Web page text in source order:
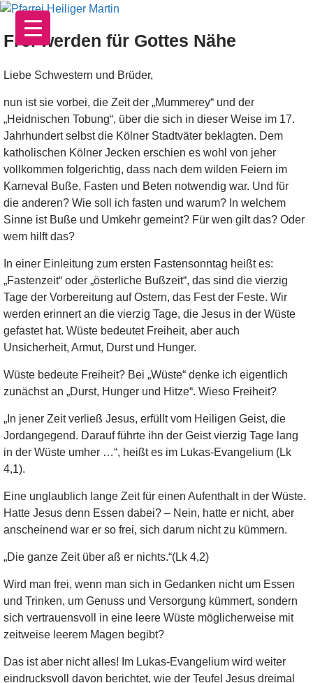
Zum
Inhalt
springen
Frei werden für Gottes Nähe
Liebe Schwestern und Brüder,
nun ist sie vorbei, die Zeit der „Mummerey“ und der
„Heidnischen Tobung“, über die sich in dieser Weise im 17.
Jahrhundert selbst die Kölner Stadtväter beklagten. Dem
katholischen Kölner Jecken erschien es wohl von jeher
vollkommen folgerichtig, dass nach dem wilden Feiern im
Karneval Buße, Fasten und Beten notwendig war. Und für
die anderen? Wie soll ich fasten und warum? In welchem
Sinne ist Buße und Umkehr gemeint? Für wen gilt das? Oder
wem hilft das?
In einer Einleitung zum ersten Fastensonntag heißt es:
„Fastenzeit“ oder „österliche Bußzeit“, das sind die vierzig
Tage der Vorbereitung auf Ostern, das Fest der Feste. Wir
werden erinnert an die vierzig Tage, die Jesus in der Wüste
gefastet hat. Wüste bedeutet Freiheit, aber auch
Unsicherheit, Armut, Durst und Hunger.
Wüste bedeute Freiheit? Bei „Wüste“ denke ich eigentlich
zunächst an „Durst, Hunger und Hitze“. Wieso Freiheit?
„In jener Zeit verließ Jesus, erfüllt vom Heiligen Geist, die
Jordangegend. Darauf führte ihn der Geist vierzig Tage lang
in der Wüste umher …“, heißt es im Lukas-Evangelium (Lk
4,1).
Eine unglaublich lange Zeit für einen Aufenthalt in der Wüste.
Hatte Jesus denn Essen dabei? – Nein, hatte er nicht, aber
anscheinend war er so frei, sich darum nicht zu kümmern.
„Die ganze Zeit über aß er nichts.“(Lk 4,2)
Wird man frei, wenn man sich in Gedanken nicht um Essen
und Trinken, um Genuss und Versorgung kümmert, sondern
sich vertrauensvoll in eine leere Wüste möglicherweise mit
zeitweise leerem Magen begibt?
Das ist aber nicht alles! Im Lukas-Evangelium wird weiter
eindrucksvoll davon berichtet, wie der Teufel Jesus dreimal